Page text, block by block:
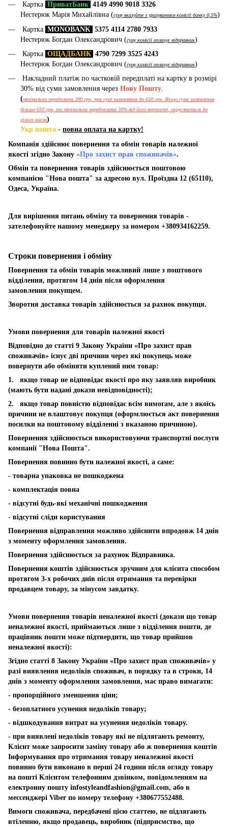
Картка ПриватБанк 4149 4990 9018 3326
Нестерюк Марія Михайлівна (суму вказуйте з урахуванням комісії банку 0,5%)
Картка MONOBANK 5375 4114 2780 7933
Нестерюк Богдан Олександрович (суму комісії оплачує відправник)
Картка ОЩАДБАНК 4790 7299 3525 4243
Нестерюк Богдан Олександрович (суму комісії оплачує відправник)
Накладний платіж по частковій передплаті на картку в розмірі
30% від суми замовлення через Нову Пошту.
(мінімальна передплата 200 грн, при сумі замовлення до 650 грн. Якщо сума замовлення
більше 650 грн, то мінімальна передоплата 30% від його вартості, округлюється до
цілого числа)
Укр пошта - повна оплата на картку!
Компанія здійснює повернення та обмін товарів належної
якості згідно Закону «Про захист прав споживачів».
Обмін та повернення товарів здійснюється поштовою
компанією "Нова пошта" за адресою вул. Проїздна 12 (65110),
Одеса, Україна.
Для вирішення питань обміну та повернення товарів -
зателефонуйте нашому менеджеру за номером +380934162259.
Строки повернення і обміну
Повернення та обмін товарів можливий лише з поштового
відділення, протягом 14 днів після оформлення
замовлення покупцем.
Зворотня доставка товарів здійснюється за рахнок покупця.
Умови повернення для товарів належної якості
Відповідно до статті 9 Закону України «Про захист прав
споживачів» існує дві причини через які покупець може
повернути або обміняти куплений ним товар:
1. якщо товар не відповідає якості про яку заявляв виробник
(мають бути надані докази невідповідності);
2. якщо товар повністю відповідає всім вимогам, але з якоїсь
причини не влаштовує покупця (оформлюється акт повернення
посилки на поштовому відділенні з вказаною причиною).
Повернення здійснюється використовуючи транспортні послуги
компанії "Нова Пошта".
Повернення повинно бути належної якості, а саме:
- товарна упаковка не пошкоджена
- комплектація повна
- відсутні будь-які механічні пошкодження
- відсутні сліди користування
Повернення відправлення можливо здійснити впродовж 14 днів
з моменту оформлення замовлення.
Повернення здійснюється за рахунок Відправника.
Повернення коштів здійснюється зручним для клієнта способом
протягом 3-х робочих днів після отримання та перевірки
продавцем товару, за мінусом завдатку.
Умови повернення товарів неналежної якості (докази що товар
неналежної якості, приймаються лише з відділення пошти, де
працівник пошти може підтвердити, що товар прийшов
неналежної якості):
Згідно статті 8 Закону України «Про захист прав споживачів» у
разі виявлення недоліків споживач, в порядку та в строки, 14
днів з моменту оформлення замовлення, має право вимагати:
- пропорційного зменшення ціни;
- безоплатного усунення недоліків товару;
- відшкодування витрат на усунення недоліків товару.
- при виявлені недоліків товару які не підлягають ремонту,
Клієнт може запросити заміну товару або ж повернення коштів
Інформування про отримання товару неналежної якості
повинно бути виконано в перші 24 години після огляду товару
на пошті Клієнтом телефонним дзвінком, повідомленням на
електронну пошту infostyleandfashion@gmail.com, або в
мессенджері Viber по номеру телефону +380677552488.
Вимоги споживача, передбачені цією статтею, не підлягають
втіленню, якщо продавець, виробник (підприємство, що